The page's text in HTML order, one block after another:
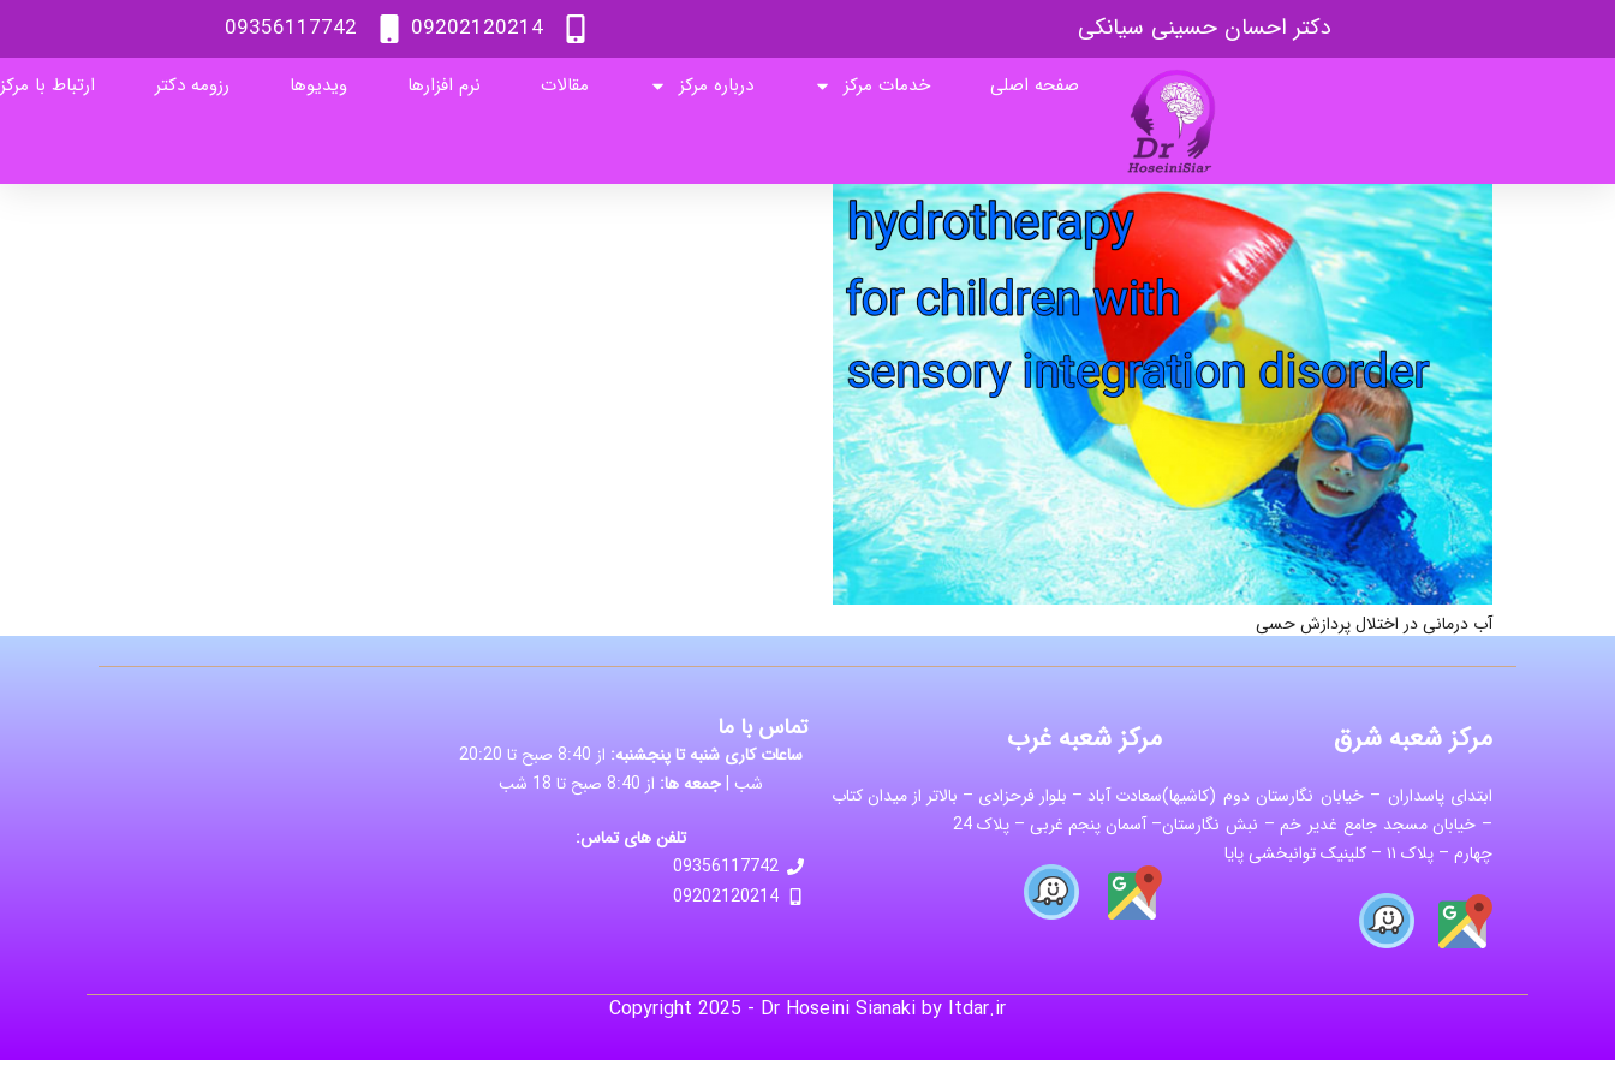
دکتر احسان حسینی سیانکی 09202120214
09356117742
صفحه اصلی خدمات مرکز درباره مرکز مقالات نرم افزارها ویدیوها رزومه دکتر ارتباط با مرکز
آب درمانی در اختلال پردازش حسی
مرکز شعبه شرق
ابتدای پاسداران – خیابان نگارستان دوم (کاشیها)
– خیابان مسجد جامع غدیر خم – نبش نگارستان
چهارم – پلاک ۱۱ – کلینیک توانبخشی پایا
مرکز شعبه غرب
سعادت آباد – بلوار فرحزادی – بالاتر از میدان کتاب
– آسمان پنجم غربی – پلاک 24
تماس با ما
ساعات کاری شنبه تا پنجشنبه:
از 8:40 صبح تا 20:20
شب |جمعه ها: از 8:40 صبح تا 18 شب
تلفن های تماس:
09356117742
09202120214
Copyright 2025 - Dr Hoseini Sianaki by Itdar.ir